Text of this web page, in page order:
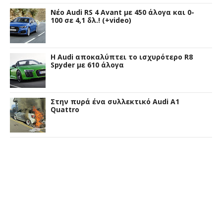
Νέο Audi RS 4 Avant με 450 άλογα και 0-
100 σε 4,1 δλ.! (+video)
Η Audi αποκαλύπτει το ισχυρότερο R8
Spyder με 610 άλογα
Στην πυρά ένα συλλεκτικό Audi A1
Quattro